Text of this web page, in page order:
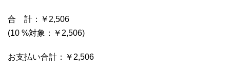
合 計：￥2,506
(10 %対象：￥2,506)
お支払い合計：￥2,506